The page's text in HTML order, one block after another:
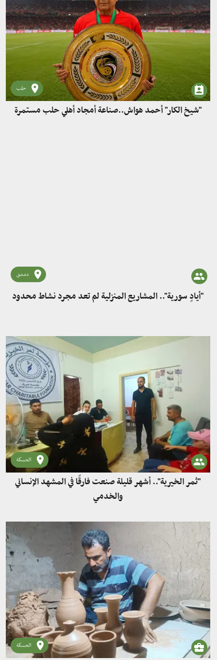
حلب
"شيخ الكار" أحمد هواش..صناعة أمجاد أهلي حلب مستمرة
دمشق
"أيادٍ سورية".. المشاريع المنزلية لم تعد مجرد نشاط محدود
الحسكة
"ثمر الخيرية".. أشهر قليلة صنعت فارقًا في المشهد الإنساني
والخدمي
الحسكة